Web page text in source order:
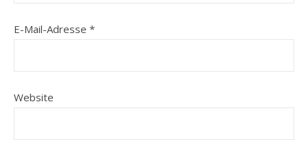
E-Mail-Adresse *
Website